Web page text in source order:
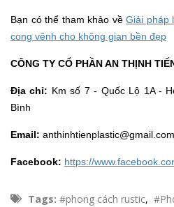
Bạn có thể tham khảo vềGiải pháp
cong vênh cho không gian bền đẹp
CÔNG TY CỔ PHẦN AN THỊNH
Địa chỉ: Km số 7 - Quốc Lộ 1A -
Bình
Email: anthinhtienplastic@gmail.com
Facebook: https://
Tags: #phong cách rustic,